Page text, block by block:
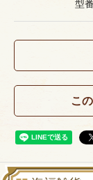
型番
こ